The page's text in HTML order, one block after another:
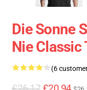
Die Sonne
Nie Classic
(6